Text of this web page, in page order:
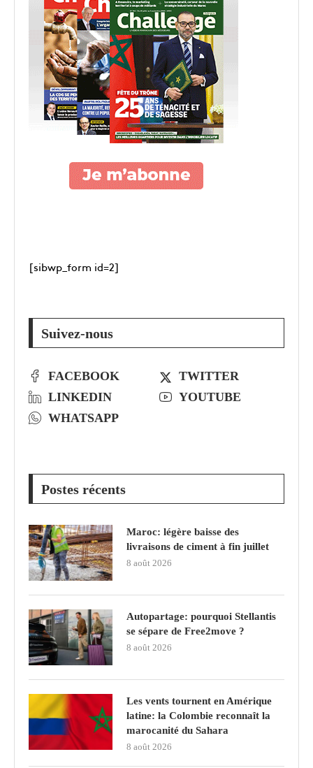
[sibwp_form id=2]
Suivez-nous
FACEBOOK
TWITTER
LINKEDIN
YOUTUBE
WHATSAPP
Postes récents
Maroc: légère baisse des
livraisons de ciment à fin juillet
8 août 2026
Autopartage: pourquoi Stellantis
se sépare de Free2move ?
8 août 2026
Les vents tournent en Amérique
latine: la Colombie reconnaît la
marocanité du Sahara
8 août 2026